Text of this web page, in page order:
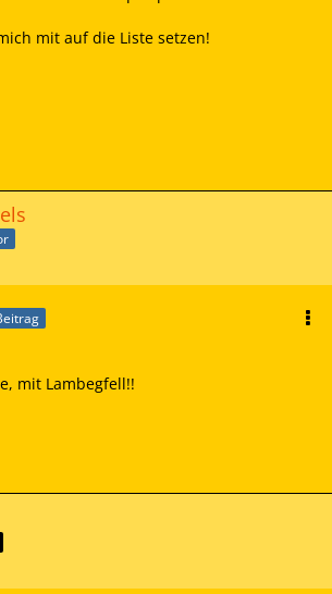
mit auf die Liste setzen!
mit Lambegfell!!